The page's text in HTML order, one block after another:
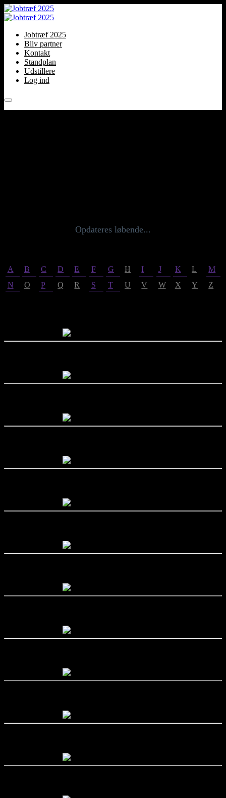
Jobtræf 2025
Bliv partner
Kontakt
Standplan
Udstillere
Log ind
Opdateres løbende...
A B C D E F G H I J K L
M
N
O P Q R S T U V W X Y Z